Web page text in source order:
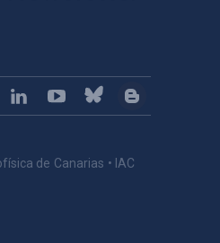
de Canarias • IAC